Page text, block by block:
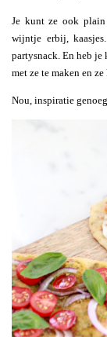
Je kunt ze ook
wijntje erbij,
partysnack. En heb je
met ze te maken en
Nou, inspiratie